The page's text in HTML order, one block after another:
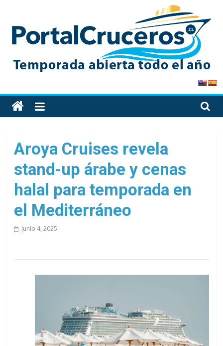
content
PortalCruceros
Toda
la
cruceros
en
un
solo
Aroya Cruises revela
stand-up árabe y cenas
halal para temporada en
el Mediterráneo
Junio 4, 2025